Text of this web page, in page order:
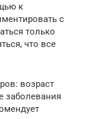
к
с
только
что все
возраст
заболевания